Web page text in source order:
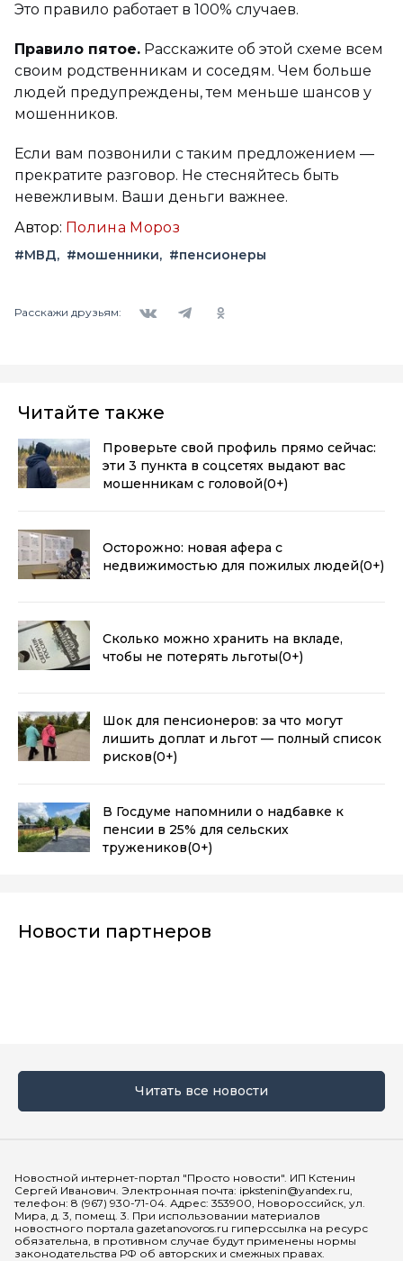
Это правило работает в 100% случаев.
Правило пятое. Расскажите об этой схеме всем
своим родственникам и соседям. Чем больше
людей предупреждены, тем меньше шансов у
мошенников.
Если вам позвонили с таким предложением —
прекратите разговор. Не стесняйтесь быть
невежливым. Ваши деньги важнее.
Автор: Полина Мороз
#МВД #мошенники #пенсионеры
Расскажи друзьям:
Читайте также
Проверьте свой профиль прямо сейчас:
эти 3 пункта в соцсетях выдают вас
мошенникам с головой(0+)
Осторожно: новая афера с
недвижимостью для пожилых людей(0+)
Сколько можно хранить на вкладе,
чтобы не потерять льготы(0+)
Шок для пенсионеров: за что могут
лишить доплат и льгот — полный список
рисков(0+)
В Госдуме напомнили о надбавке к
пенсии в 25% для сельских
тружеников(0+)
Новости партнеров
Читать все новости
Новостной интернет-портал "Просто новости". ИП Кстенин
Сергей Иванович. Электронная почта: ipkstenin@yandex.ru,
телефон: 8 (967) 930-71-04. Адрес: 353900, Новороссийск, ул.
Мира, д. 3, помещ. 3. При использовании материалов
новостного портала gazetanovoros.ru гиперссылка на ресурс
обязательна, в противном случае будут применены нормы
законодательства РФ об авторских и смежных правах.